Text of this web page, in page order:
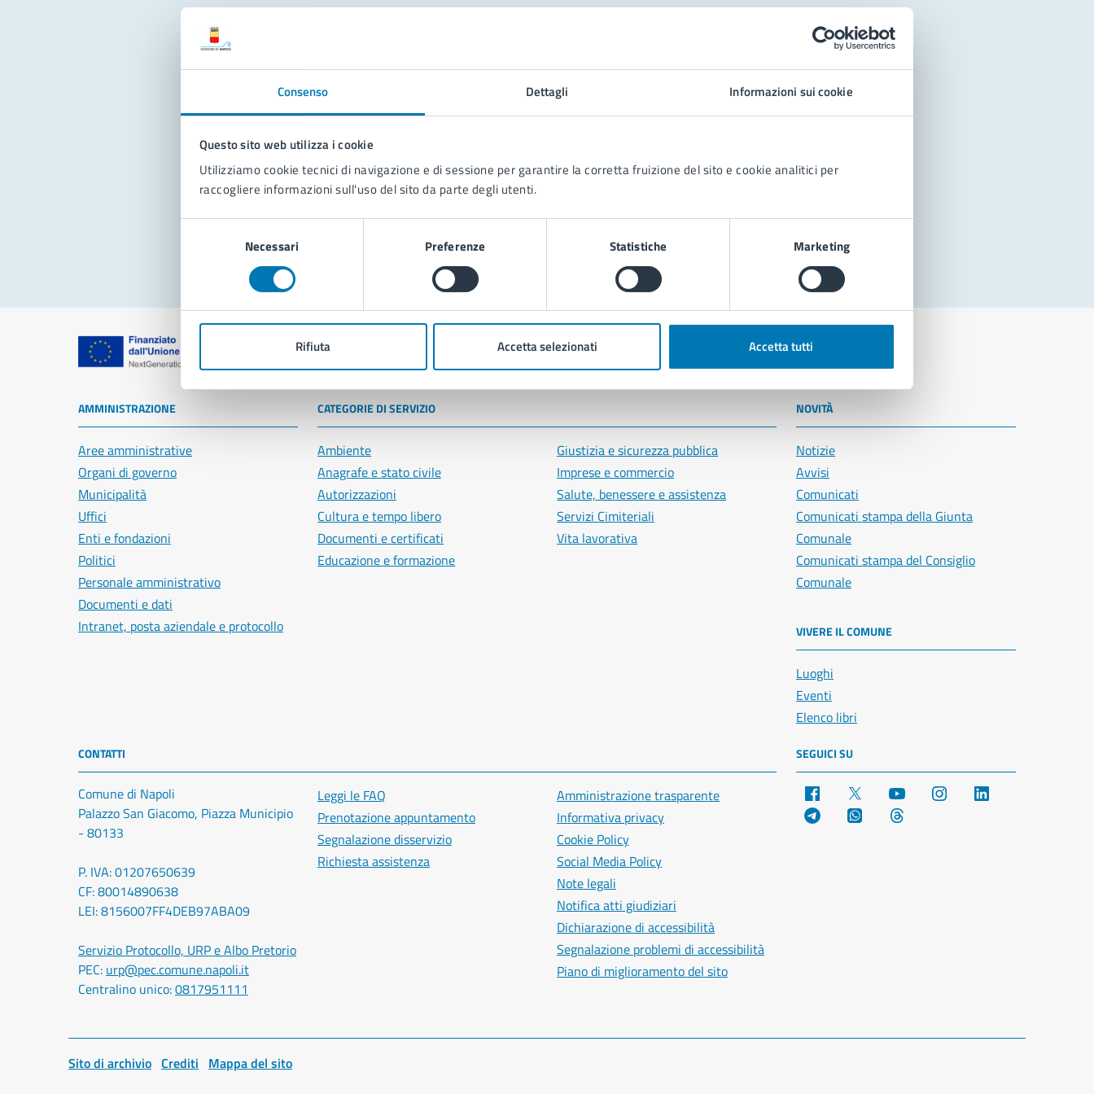
Consenso Dettagli Informazioni sui cookie
Questo sito web utilizza i cookie
Utilizziamo cookie tecnici di navigazione e di sessione per garantire la corretta fruizione del sito e cookie analitici per
raccogliere informazioni sull'uso del sito da parte degli utenti.
Necessari Preferenze Statistiche Marketing
Rifiuta Accetta selezionati Accetta tutti
Problemi in città
Segnala disservizio
Comune di Napoli
AMMINISTRAZIONE
Aree amministrative
Organi di governo
Municipalità
Uffici
Enti e fondazioni
Politici
Personale amministrativo
Documenti e dati
Intranet, posta aziendale e protocollo
CATEGORIE DI SERVIZIO
Ambiente
Anagrafe e stato civile
Autorizzazioni
Cultura e tempo libero
Documenti e certificati
Educazione e formazione
Giustizia e sicurezza pubblica
Imprese e commercio
Salute, benessere e assistenza
Servizi Cimiteriali
Vita lavorativa
NOVITÀ
Notizie
Avvisi
Comunicati
Comunicati stampa della Giunta
Comunale
Comunicati stampa del Consiglio
Comunale
VIVERE IL COMUNE
Luoghi
Eventi
Elenco libri
CONTATTI
Comune di Napoli
Palazzo San Giacomo, Piazza Municipio
- 80133
P. IVA: 01207650639
CF: 80014890638
LEI: 8156007FF4DEB97ABA09
Servizio Protocollo, URP e Albo Pretorio
PEC: urp@pec.comune.napoli.it
Centralino unico:0817951111
Leggi le FAQ
Prenotazione appuntamento
Segnalazione disservizio
Richiesta assistenza
Amministrazione trasparente
Informativa privacy
Cookie Policy
Social Media Policy
Note legali
Notifica atti giudiziari
Dichiarazione di accessibilità
Segnalazione problemi di accessibilità
Piano di miglioramento del sito
SEGUICI SU
Facebook YouTube Instagram
Telegram WhatsApp
Sito di archivio Crediti Mappa del sito